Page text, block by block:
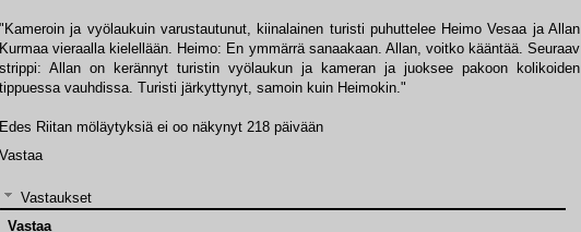
"Kameroin ja vyölaukuin varustautunut, kiinalainen turisti puhuttelee Heimo Vesaa ja Allan
Kurmaa vieraalla kielellään. Heimo: En ymmärrä sanaakaan. Allan, voitko kääntää. Seuraav
strippi: Allan on kerännyt turistin vyölaukun ja kameran ja juoksee pakoon kolikoiden
tippuessa vauhdissa. Turisti järkyttynyt, samoin kuin Heimokin."
Edes Riitan möläytyksiä ei oo näkynyt 218 päivään
Vastaa
Vastaukset
Vastaa